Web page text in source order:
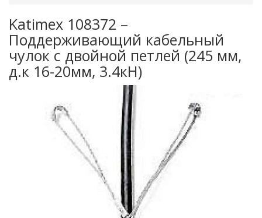
Katimex 108372 –
Поддерживающий кабельный
чулок с двойной петлей (245 мм,
д.к 16-20мм, 3.4кН)